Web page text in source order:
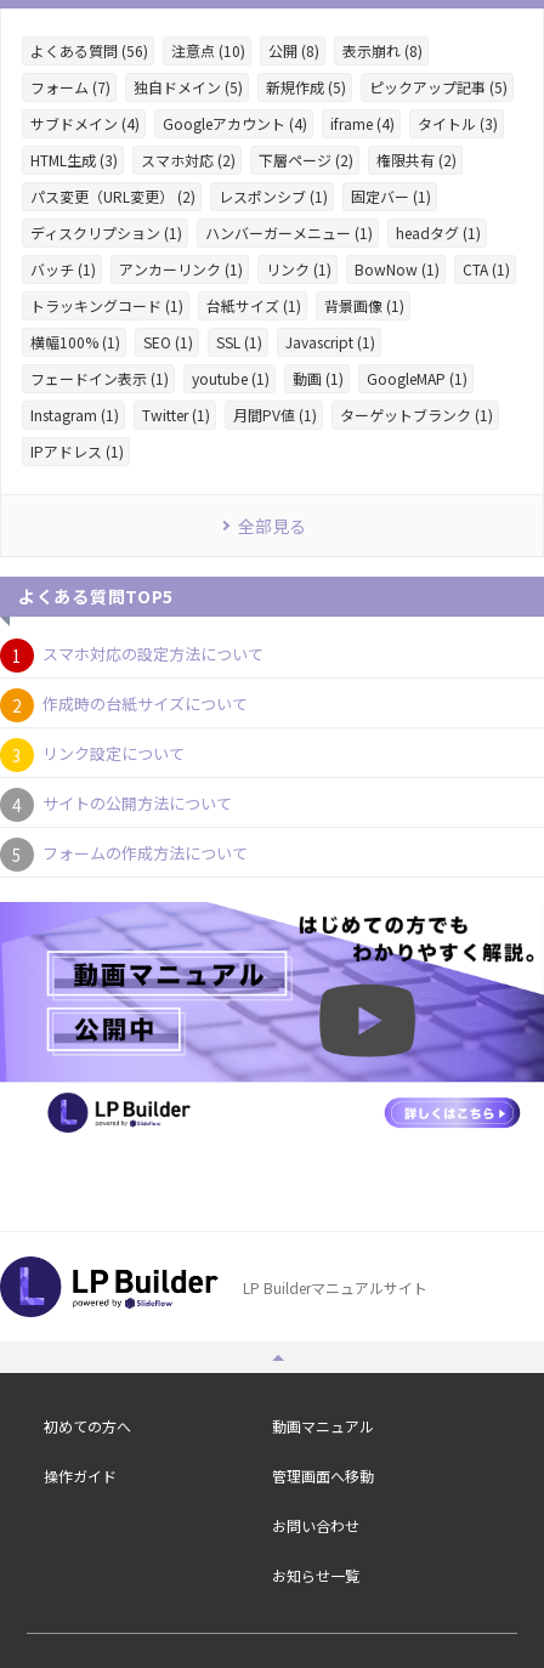
よくある質問 (56) 注意点 (10) 公開 (8)
表示崩れ (8)
フォーム (7)
独自ドメイン (5) 新規作成 (5)
ピックアップ記事 (5)
サブドメイン (4)
Googleアカウント (4) iframe (4)
タイトル (3)
HTML生成 (3)
スマホ対応 (2) 下層ページ (2)
権限共有 (2)
パス変更（URL変更） (2)
レスポンシブ (1)
固定バー (1)
ディスクリプション (1)
ハンバーガーメニュー (1)
headタグ (1)
バッチ (1)
アンカーリンク (1) リンク (1) BowNow (1)
CTA (1)
トラッキングコード (1)
台紙サイズ (1)
背景画像 (1)
横幅100% (1)
SEO (1) SSL (1)
Javascript (1)
フェードイン表示 (1)
youtube (1) 動画 (1)
GoogleMAP (1)
Instagram (1)
Twitter (1) 月間PV値 (1)
ターゲットブランク (1)
IPアドレス (1)
全部見る
よくある質問TOP5
スマホ対応の設定方法について
作成時の台紙サイズについて
リンク設定について
サイトの公開方法について
フォームの作成方法について
LP Builderマニュアルサイト
初めての方へ 動画マニュアル
操作ガイド 管理画面へ移動
お問い合わせ
お知らせ一覧